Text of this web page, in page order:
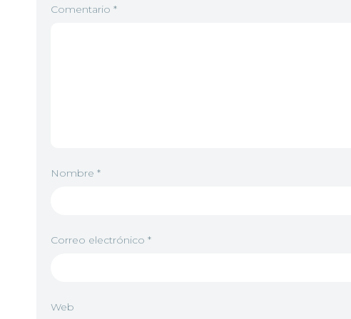
Comentario *
Nombre *
Correo electrónico *
Web